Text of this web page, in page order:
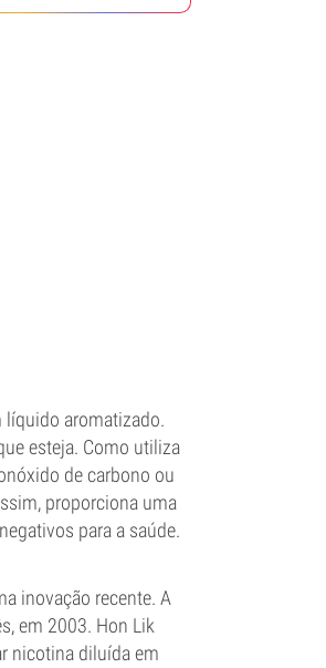
líquido aromatizado.
esteja. Como utiliza
de carbono ou
proporciona uma
para a saúde.
inovação recente. A
em 2003. Hon Lik
nicotina diluída em